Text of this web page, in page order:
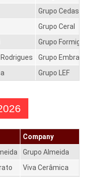
Grupo Cedasa
Grupo Ceral
Grupo
Grupo
Grupo LEF
Company
Grupo Almeida
Viva Cerâmica